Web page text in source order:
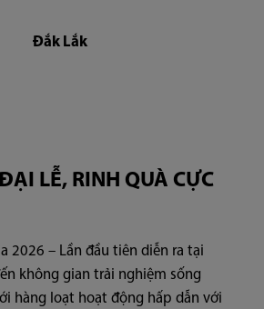
Đắk Lắk
LỄ, RINH QUÀ CỰC
2026 – Lần đầu tiên diễn ra tại
không gian trải nghiệm sống
hàng loạt hoạt động hấp dẫn với